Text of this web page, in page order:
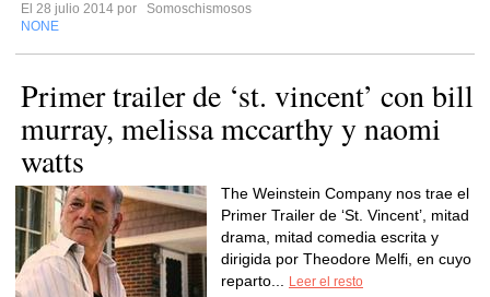
El 28 julio 2014 por
Somoschismosos
NONE
Primer trailer de ‘st. vincent’ con bill
murray, melissa mccarthy y naomi
watts
The Weinstein Company nos trae el
Primer Trailer de ‘St. Vincent’, mitad
drama, mitad comedia escrita y
dirigida por Theodore Melfi, en cuyo
reparto...
Leer el resto